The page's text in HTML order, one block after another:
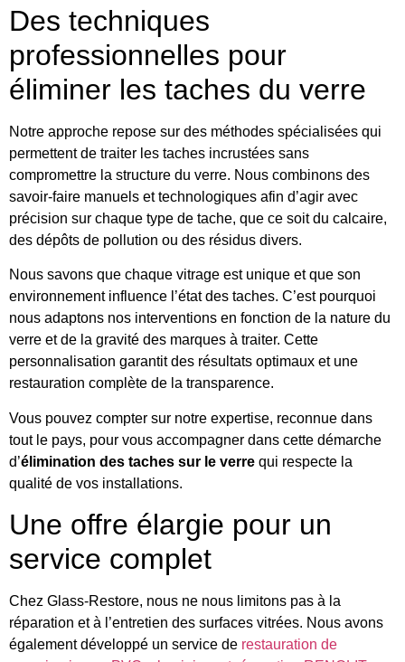
Des techniques
professionnelles pour
éliminer les taches du verre
Notre approche repose sur des méthodes spécialisées qui
permettent de traiter les taches incrustées sans
compromettre la structure du verre. Nous combinons des
savoir-faire manuels et technologiques afin d’agir avec
précision sur chaque type de tache, que ce soit du calcaire,
des dépôts de pollution ou des résidus divers.
Nous savons que chaque vitrage est unique et que son
environnement influence l’état des taches. C’est pourquoi
nous adaptons nos interventions en fonction de la nature du
verre et de la gravité des marques à traiter. Cette
personnalisation garantit des résultats optimaux et une
restauration complète de la transparence.
Vous pouvez compter sur notre expertise, reconnue dans
tout le pays, pour vous accompagner dans cette démarche
d’élimination des taches sur le verre qui respecte la
qualité de vos installations.
Une offre élargie pour un
service complet
Chez Glass-Restore, nous ne nous limitons pas à la
réparation et à l’entretien des surfaces vitrées. Nous avons
également développé un service de restauration de